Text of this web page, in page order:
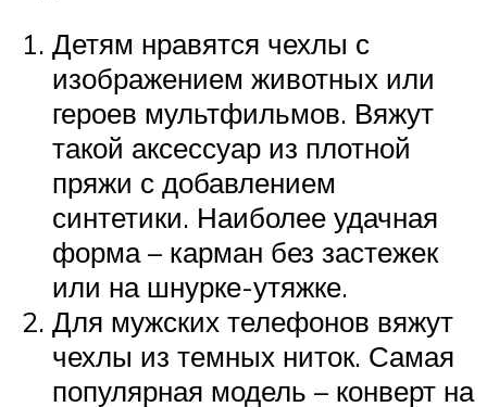
Детям нравятся чехлы с
изображением животных или
героев мультфильмов. Вяжут
такой аксессуар из плотной
пряжи с добавлением
синтетики. Наиболее удачная
форма – карман без застежек
или на шнурке-утяжке.
Для мужских телефонов вяжут
чехлы из темных ниток. Самая
популярная модель – конверт на